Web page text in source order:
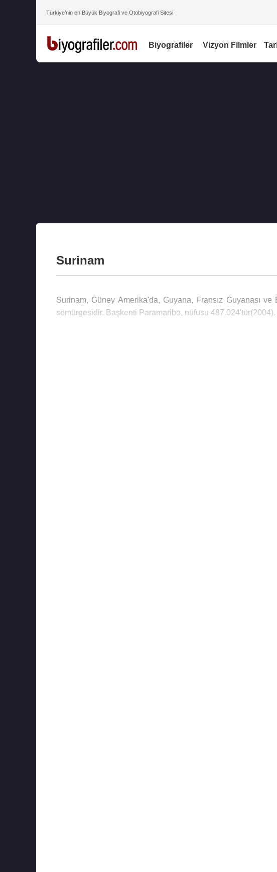
Türkiye’nin en Büyük Biyografi ve Otobiyografi Sitesi
Biyografiler Vizyon Filmler
Surinam
Surinam, Güney Amerika'da, Guyana, Fransız Guyanası
sömürgesidir. Başkenti Paramaribo, nüfusu 487.024'tür(2004).